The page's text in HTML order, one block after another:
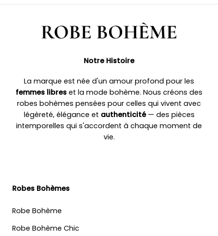
Notre Histoire
La marque est née d'un amour profond pour les
femmes libres et la mode bohème. Nous créons des
robes bohèmes pensées pour celles qui vivent avec
légèreté, élégance et authenticité— des pièces
intemporelles qui s'accordent à chaque moment de
vie.
Robes Bohèmes
Robe Bohème
Robe Bohème Chic